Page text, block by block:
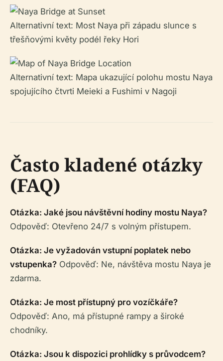
Alternativní text: Most Naya při západu slunce s
třešňovými květy podél řeky Hori
Alternativní text: Mapa ukazující polohu mostu Naya
spojujícího čtvrti Meieki a Fushimi v Nagoji
Často kladené otázky
(FAQ)
Otázka: Jaké jsou návštěvní hodiny mostu Naya?
Odpověď: Otevřeno 24/7 s volným přístupem.
Otázka: Je vyžadován vstupní poplatek nebo
vstupenka? Odpověď: Ne, návštěva mostu Naya je
zdarma.
Otázka: Je most přístupný pro vozíčkáře?
Odpověď: Ano, má přístupné rampy a široké
chodníky.
Otázka: Jsou k dispozici prohlídky s průvodcem?